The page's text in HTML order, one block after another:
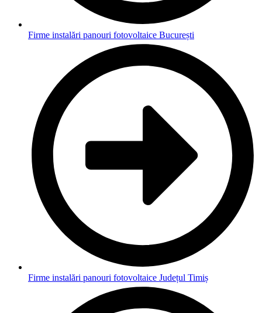
Firme instalări panouri fotovoltaice București
Firme instalări panouri fotovoltaice Județul Timiș